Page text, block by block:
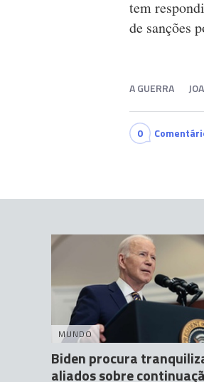
tem
de sanções
A GUERRA
0
MUNDO
Biden procura
aliados sobre